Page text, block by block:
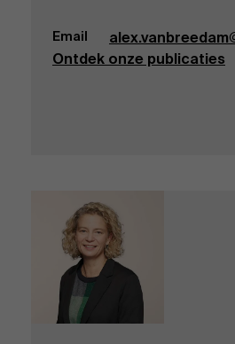
Email
Ontdek onze publicaties